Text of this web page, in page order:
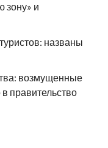
зону» и
названы
возмущенные
правительство